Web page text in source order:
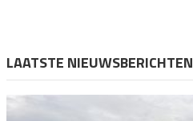
LAATSTE NIEUWSBERICHTEN